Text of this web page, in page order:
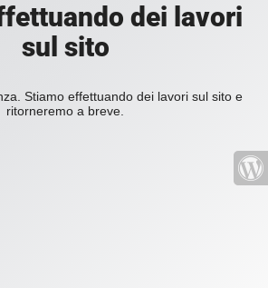
dei lavori
sul sito
Stiamo effettuando dei lavori sul sito e
ritorneremo a breve.